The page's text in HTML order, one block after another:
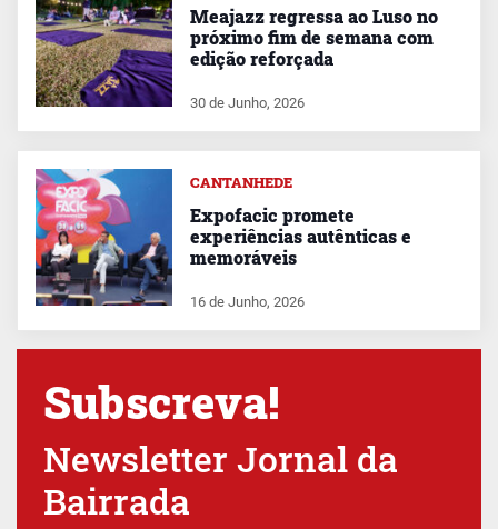
Meajazz regressa ao Luso no
próximo fim de semana com
edição reforçada
30 de Junho, 2026
CANTANHEDE
Expofacic promete
experiências autênticas e
memoráveis
16 de Junho, 2026
Subscreva!
Newsletter Jornal da
Bairrada